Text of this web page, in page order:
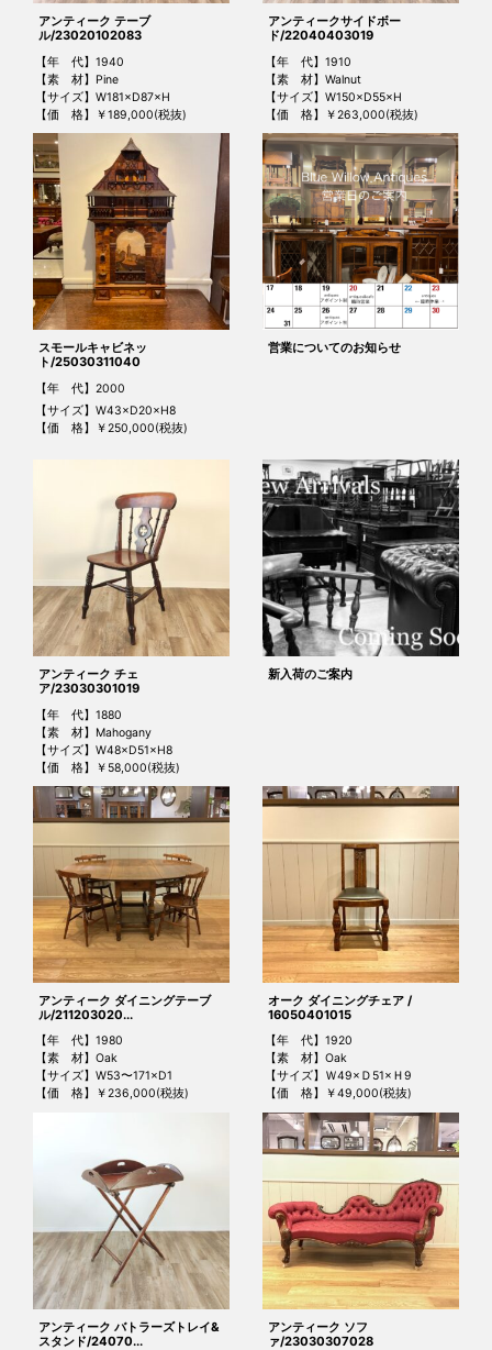
アンティーク テーブ
ル/23020102083
【年 代】1940
【素 材】Pine
【サイズ】W181×D87×H
【価 格】￥189,000(税抜)
アンティークサイドボー
ド/22040403019
【年 代】1910
【素 材】Walnut
【サイズ】W150×D55×H
【価 格】￥263,000(税抜)
スモールキャビネッ
ト/25030311040
【年 代】2000
【サイズ】W43×D20×H8
【価 格】￥250,000(税抜)
営業についてのお知らせ
アンティーク チェ
ア/23030301019
【年 代】1880
【素 材】Mahogany
【サイズ】W48×D51×H8
【価 格】￥58,000(税抜)
新入荷のご案内
アンティーク ダイニングテーブ
ル/211203020...
【年 代】1980
【素 材】Oak
【サイズ】W53〜171×D1
【価 格】￥236,000(税抜)
オーク ダイニングチェア /
16050401015
【年 代】1920
【素 材】Oak
【サイズ】Ｗ49×Ｄ51×Ｈ9
【価 格】￥49,000(税抜)
アンティーク バトラーズトレイ&
スタンド/24070...
アンティーク ソフ
ァ/23030307028